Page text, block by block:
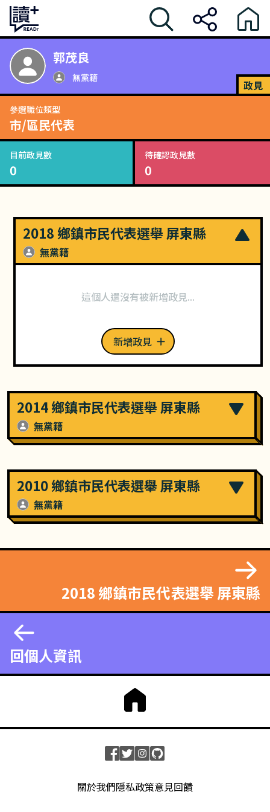
郭茂良
無黨籍
政見
參選職位類型
市/區民代表
目前政見數
0
待確認政見數
0
2018 鄉鎮市民代表選舉 屏東縣
無黨籍
這個人還沒有被新增政見...
新增政見
2014 鄉鎮市民代表選舉 屏東縣
無黨籍
2010 鄉鎮市民代表選舉 屏東縣
無黨籍
回個人資訊
2018 鄉鎮市民代表選舉 屏東縣
關於我們隱私政策意見回饋